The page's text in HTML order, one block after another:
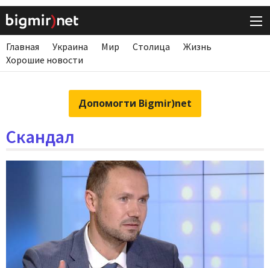
Главная Украина Мир Столица
Жизнь
Хорошие новости
Допомогти Bigmir)net
Скандал